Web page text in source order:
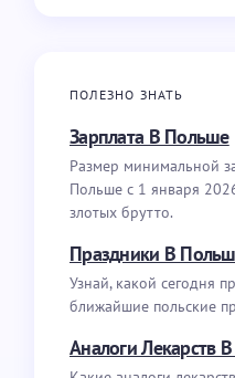
ПОЛЕЗНО ЗНАТЬ
Зарплата В Польше
Размер минимальной
Польше с 1 января
злотых брутто.
Праздники В
Узнай, какой сегодня
ближайшие польские
Аналоги Лекарств